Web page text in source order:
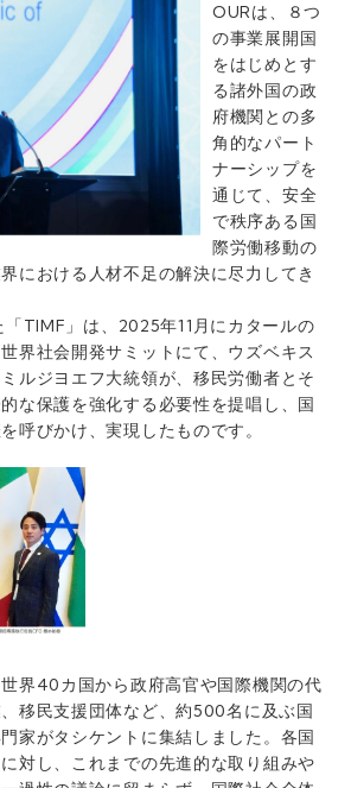
OURは、８つ
の事業展開国
をはじめとす
る諸外国の政
府機関との多
角的なパート
ナーシップを
通じて、安全
で秩序ある国
際労働移動の
における人材不足の解決に尽力してき
TIMF」は、2025年11月にカタールの
界社会開発サミットにて、ウズベキス
ルジヨエフ大統領が、移民労働者とそ
な保護を強化する必要性を提唱し、国
呼びかけ、実現したものです。
界40カ国から政府高官や国際機関の代
移民支援団体など、約500名に及ぶ国
家がタシケントに集結しました。各国
対し、これまでの先進的な取り組みや